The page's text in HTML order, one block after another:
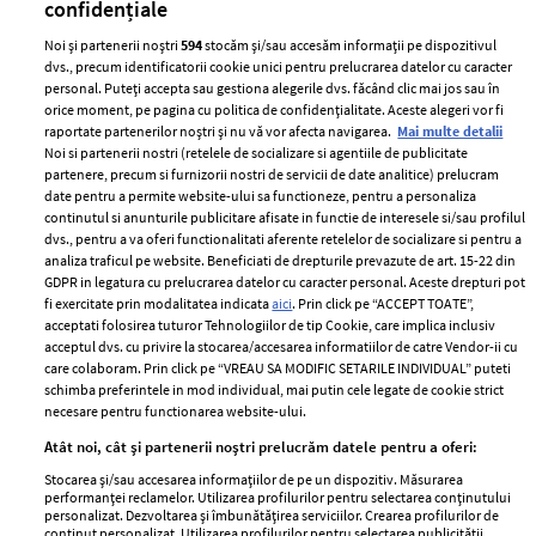
ELLE Style Awards
2024
Despre ELLE
Romania
Contact
Abonamente
Termeni si conditii
Politica de
confidențialitate
Politica de cookies
Publicitate
GSP
Unica
femei
Viva
confidențiale
Noi și partenerii noștri594stocăm și/sau accesăm informații pe dispozitivul
dvs., precum identificatorii cookie unici pentru prelucrarea datelor cu caracter
personal. Puteți accepta sau gestiona alegerile dvs. făcând clic mai jos sau în
orice moment, pe pagina cu politica de confidențialitate. Aceste alegeri vor fi
raportate partenerilor noștri și nu vă vor afecta navigarea. Mai multe detalii
Noi si partenerii nostri (retelele de socializare si agentiile de publicitate
partenere, precum si furnizorii nostri de servicii de date analitice) prelucram
date pentru a permite website-ului sa functioneze, pentru a personaliza
continutul si anunturile publicitare afisate in functie de interesele si/sau profilul
dvs., pentru a va oferi functionalitati aferente retelelor de socializare si pentru a
analiza traficul pe website. Beneficiati de drepturile prevazute de art. 15-22 din
GDPR in legatura cu prelucrarea datelor cu caracter personal. Aceste drepturi pot
fi exercitate prin modalitatea indicataaici. Prin click pe “ACCEPT TOATE”,
acceptati folosirea tuturor Tehnologiilor de tip Cookie, care implica inclusiv
acceptul dvs. cu privire la stocarea/accesarea informatiilor de catre Vendor-ii cu
care colaboram. Prin click pe “VREAU SA MODIFIC SETARILE INDIVIDUAL” puteti
schimba preferintele in mod individual, mai putin cele legate de cookie strict
necesare pentru functionarea website-ului.
Atât noi, cât și partenerii noștri prelucrăm datele pentru a oferi:
Stocarea și/sau accesarea informațiilor de pe un dispozitiv. Măsurarea
performanței reclamelor. Utilizarea profilurilor pentru selectarea conținutului
personalizat. Dezvoltarea și îmbunătățirea serviciilor. Crearea profilurilor de